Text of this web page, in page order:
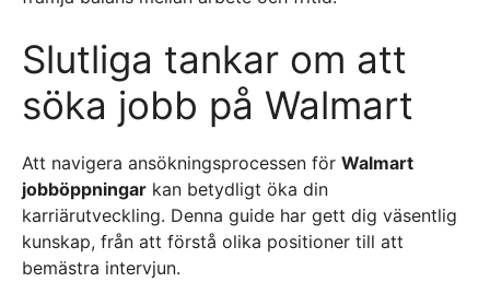
Slutliga tankar om att
söka jobb på Walmart
Att navigera ansökningsprocessen för Walmart
jobböppningar kan betydligt öka din
karriärutveckling. Denna guide har gett dig väsentlig
kunskap, från att förstå olika positioner till att
bemästra intervjun.